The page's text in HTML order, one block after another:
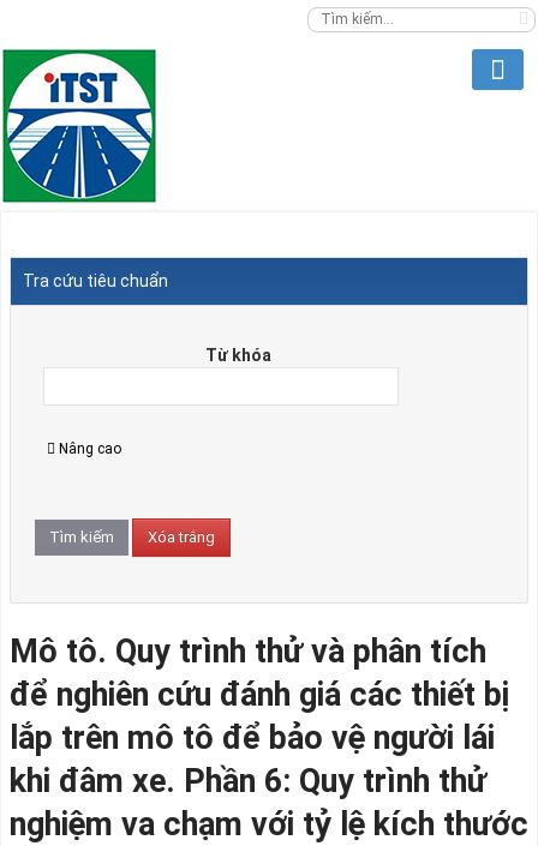
Tra cứu tiêu chuẩn
Từ khóa
Nâng cao
Mô tô. Quy trình thử và phân tích
để nghiên cứu đánh giá các thiết bị
lắp trên mô tô để bảo vệ người lái
khi đâm xe. Phần 6: Quy trình thử
nghiệm va chạm với tỷ lệ kích thước